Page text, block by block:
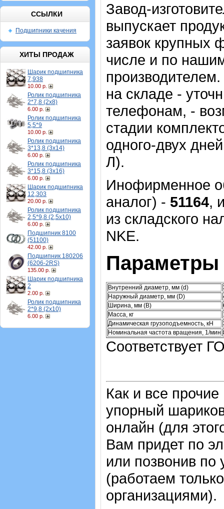
ССЫЛКИ
Подшипники качения
ХИТЫ ПРОДАЖ
Шарик подшипника
7,938
10.00 р.
Ролик подшипника
2*7,8 (2х8)
6.00 р.
Ролик подшипника
5,5*9
10.00 р.
Ролик подшипника
3*13,8 (3х14)
6.00 р.
Ролик подшипника
3*15,8 (3х16)
6.00 р.
Шарик подшипника
12,303
20.00 р.
Ролик подшипника
2,5*9,8 (2,5х10)
6.00 р.
Подшипник 8100
(51100)
42.00 р.
Подшипник 180206
(6206-2RS)
135.00 р.
Шарик подшипника
2
2.00 р.
Ролик подшипника
2*9,8 (2х10)
6.00 р.
Завод-
выпускает
заявок крупных
числе и по
на складе -
телефонам, -
стадии
одного-двух
Л).
Инофирменное
аналог) - 51164,
из складского
NKE.
Параметры
Внутренний диаметр, мм (d)
Наружный диаметр, мм (D)
Ширина, мм (B)
Масса, кг
Динамическая грузоподъемность, кН
Номинальная частота вращения, 1/мин
Соответствует
Как и все
упорный
онлайн (для
Вам придет по
или позвонив
(работаем
организациями).